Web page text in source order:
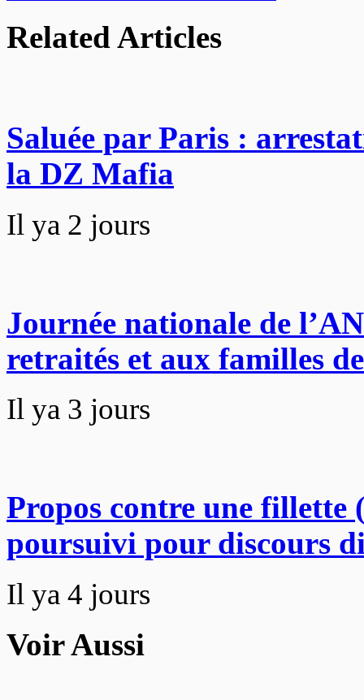
Related Articles
Saluée par Paris :
la DZ Mafia
Il ya 2 jours
Journée nationale de
retraités et aux familles
Il ya 3 jours
Propos contre une fillette
poursuivi pour discours
Il ya 4 jours
Voir Aussi